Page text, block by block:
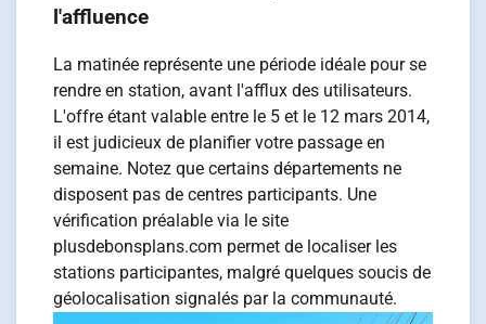
l'affluence
La matinée représente une période idéale pour se
rendre en station, avant l'afflux des utilisateurs.
L'offre étant valable entre le 5 et le 12 mars 2014,
il est judicieux de planifier votre passage en
semaine. Notez que certains départements ne
disposent pas de centres participants. Une
vérification préalable via le site
plusdebonsplans.com permet de localiser les
stations participantes, malgré quelques soucis de
géolocalisation signalés par la communauté.